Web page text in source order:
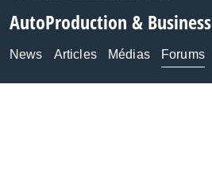
AutoProduction & Business
News Articles Médias Forums